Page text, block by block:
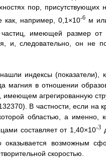
пор, присутствующих
как, например, 0,1×10-6м или
частиц, имеющей размер от
и, следовательно, он не
индексы
магния в отношении
имеющем агрегированную
В частности, если на
областью, а именно,
составляет от 1,40×10-3
оказывается возможным
скоростью.